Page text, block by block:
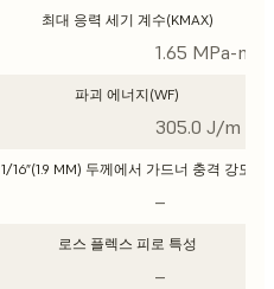
최대 응력 세기 계수(KMAX)
1.65 MPa-m1/
파괴 에너지(WF)
305.0 J/m
1/16”(1.9 MM) 두께에서 가드너 충격 강도
–
로스 플렉스 피로 특성
–